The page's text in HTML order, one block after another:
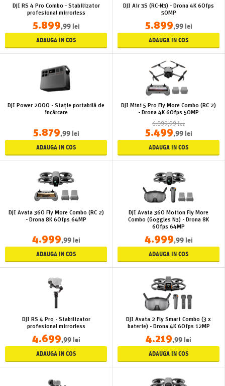
DJI RS 4 Pro Combo - Stabilizator
profesional mirrorless
5.899,99 lei
ADAUGA IN COS
DJI Air 3S (RC-N3) - Drona 4K 60fps
50MP
5.899,99 lei
ADAUGA IN COS
DJI Power 2000 - Stație portabilă de
încărcare
5.879,99 lei
ADAUGA IN COS
DJI Mini 5 Pro Fly More Combo (RC 2)
- Drona 4K 60fps 50MP
6.099,99 lei
5.499,99 lei
ADAUGA IN COS
DJI Avata 360 Fly More Combo (RC 2)
- Drona 8K 60fps 64MP
4.999,99 lei
ADAUGA IN COS
DJI Avata 360 Motion Fly More
Combo (Goggles N3) - Drona 8K
60fps 64MP
4.999,99 lei
ADAUGA IN COS
DJI RS 4 Pro - Stabilizator
profesional mirrorless
4.699,99 lei
ADAUGA IN COS
DJI Avata 2 Fly Smart Combo (3 x
baterie) - Drona 4K 60fps 12MP
4.219,99 lei
ADAUGA IN COS